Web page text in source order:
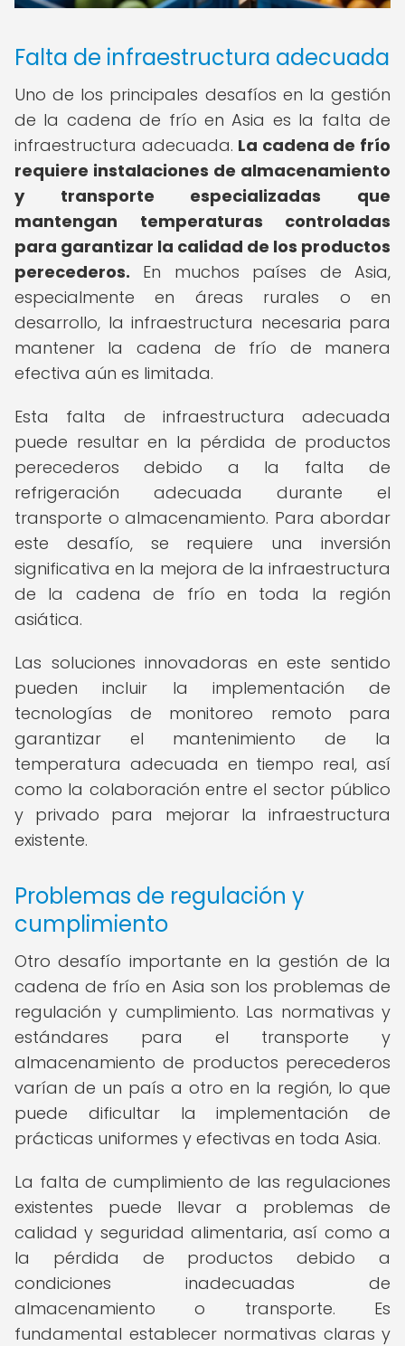
Falta de infraestructura adecuada
Uno de los principales desafíos en la gestión
de la cadena de frío en Asia es la falta de
infraestructura adecuada. La cadena de frío
requiere instalaciones de almacenamiento
y transporte especializadas que
mantengan temperaturas controladas
para garantizar la calidad de los productos
perecederos. En muchos países de Asia,
especialmente en áreas rurales o en
desarrollo, la infraestructura necesaria para
mantener la cadena de frío de manera
efectiva aún es limitada.
Esta falta de infraestructura adecuada
puede resultar en la pérdida de productos
perecederos debido a la falta de
refrigeración adecuada durante el
transporte o almacenamiento. Para abordar
este desafío, se requiere una inversión
significativa en la mejora de la infraestructura
de la cadena de frío en toda la región
asiática.
Las soluciones innovadoras en este sentido
pueden incluir la implementación de
tecnologías de monitoreo remoto para
garantizar el mantenimiento de la
temperatura adecuada en tiempo real, así
como la colaboración entre el sector público
y privado para mejorar la infraestructura
existente.
Problemas de regulación y
cumplimiento
Otro desafío importante en la gestión de la
cadena de frío en Asia son los problemas de
regulación y cumplimiento. Las normativas y
estándares para el transporte y
almacenamiento de productos perecederos
varían de un país a otro en la región, lo que
puede dificultar la implementación de
prácticas uniformes y efectivas en toda Asia.
La falta de cumplimiento de las regulaciones
existentes puede llevar a problemas de
calidad y seguridad alimentaria, así como a
la pérdida de productos debido a
condiciones inadecuadas de
almacenamiento o transporte. Es
fundamental establecer normativas claras y